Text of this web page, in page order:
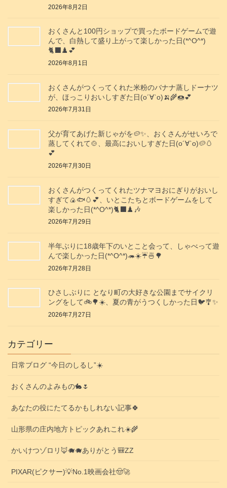
2026年8月2日
おくさんと100円ショップで買ったボードゲームで遊
んで、白熱して盛り上がって楽しかった日(*^O^*)
🐈‍⬛♟️💕
2026年8月1日
おくさんがつくってくれた米粉のバナナ蒸しドーナツ
が、ほっこりおいしすぎた日(о´∀`о)🍌🌾🍩💕
2026年7月31日
父が育てあげた新じゃがを🥔✨️、おくさんがせいろで
蒸してくれて🍲、最高においしすぎた日(о´∀`о)🥔🥚
💕
2026年7月30日
おくさんがつくってくれたツナマヨおにぎりがおいし
すぎて🍙🐟️🥚💕、いとこたちとボードゲームをして
楽しかった日(*^O^*)🐈‍⬛♟️🎶
2026年7月29日
半年ぶりに18歳年下のいとこと会って、しゃべって遊
んで楽しかった日(*^O^*)🦔☀️☔🍜🌳
2026年7月28日
ひさしぶりに となり町の大好きな公園までサイクリ
ングをして🚲️🌳☀️、夏の青がうつくしかった日🐦️🎐✨️
2026年7月27日
カテゴリー
日常ブログ “今日のしるし”☀️
おくさんのよみもの🐇🌷
あなたの役にたてるかもしれない記事🍀
山形県の庄内地方トピックあれこれ☀️🌾
かいけつゾロリ🦊🐗🐗ありがとう🎒ZZ
PIXAR(ピクサー)💡No.1映画会社🤠🚀